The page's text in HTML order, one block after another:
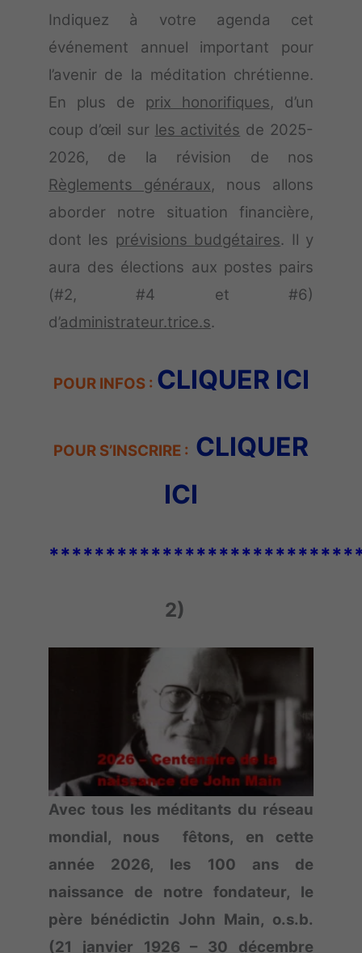
Indiquez à votre agenda cet
événement annuel important pour
l’avenir de la méditation chrétienne.
En plus de prix honorifiques, d’un
coup d’œil sur les activités de 2025-
2026, de la révision de nos
Règlements généraux, nous allons
aborder notre situation financière,
dont les prévisions budgétaires. Il y
aura des élections aux postes pairs
(#2, #4 et #6)
d’administrateur.trice.s.
POUR INFOS : CLIQUER ICI
POUR S’INSCRIRE : CLIQUER
ICI
2)
Avec tous les méditants du réseau
mondial, nous fêtons, en cette
année 2026, les 100 ans de
naissance de notre fondateur, le
père bénédictin John Main, o.s.b.
(21 janvier 1926– 30 décembre